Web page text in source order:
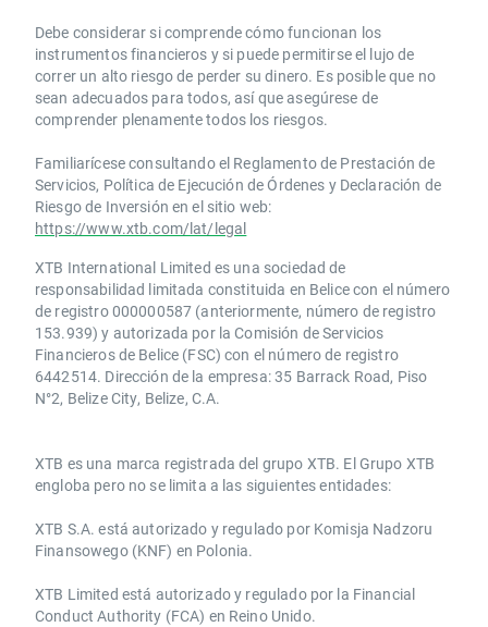
Debe considerar si comprende cómo funcionan los
instrumentos financieros y si puede permitirse el lujo de
correr un alto riesgo de perder su dinero. Es posible que no
sean adecuados para todos, así que asegúrese de
comprender plenamente todos los riesgos.
Familiarícese consultando el Reglamento de Prestación de
Servicios, Política de Ejecución de Órdenes y Declaración de
Riesgo de Inversión en el sitio web:
https://www.xtb.com/lat/legal
XTB International Limited es una sociedad de
responsabilidad limitada constituida en Belice con el número
de registro 000000587 (anteriormente, número de registro
153.939) y autorizada por la Comisión de Servicios
Financieros de Belice (FSC) con el número de registro
6442514. Dirección de la empresa: 35 Barrack Road, Piso
N°2, Belize City, Belize, C.A.
​​XTB es una marca registrada del grupo XTB. El Grupo XTB
engloba pero no se limita a las siguientes entidades:
XTB S.A.​ está autorizado y regulado por Komisja Nadzoru
Finansowego (KNF) ​en Polonia.
XTB Limited ​está autorizado y regulado por la ​Financial
Conduct Authority ​(FCA) en ​​Reino Unido.